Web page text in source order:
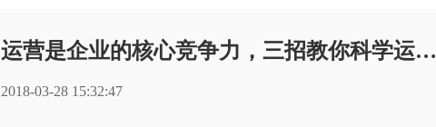
运营是企业的核心竞争力，三招教你科学运营法
2018-03-28 15:32:47